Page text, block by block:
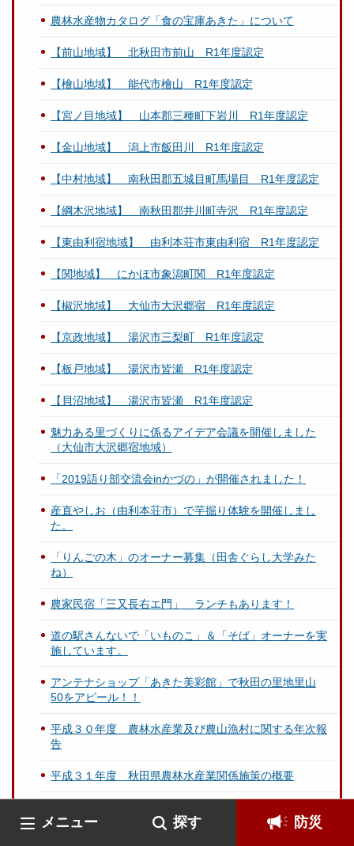
メニュー 探す 防災
農林水産物カタログ「食の宝庫あきた」について
【前山地域】 北秋田市前山 R1年度認定
【檜山地域】 能代市檜山 R1年度認定
【宮ノ目地域】 山本郡三種町下岩川 R1年度認定
【金山地域】 潟上市飯田川 R1年度認定
【中村地域】 南秋田郡五城目町馬場目 R1年度認定
【綱木沢地域】 南秋田郡井川町寺沢 R1年度認定
【東由利宿地域】 由利本荘市東由利宿 R1年度認定
【関地域】 にかほ市象潟町関 R1年度認定
【椒沢地域】 大仙市大沢郷宿 R1年度認定
【京政地域】 湯沢市三梨町 R1年度認定
【板戸地域】 湯沢市皆瀬 R1年度認定
【貝沼地域】 湯沢市皆瀬 R1年度認定
魅力ある里づくりに係るアイデア会議を開催しました
（大仙市大沢郷宿地域）
「2019語り部交流会inかづの」が開催されました！
産直やしお（由利本荘市）で芋掘り体験を開催しまし
た。
「りんごの木」のオーナー募集（田舎ぐらし大学みた
ね）
農家民宿「三又長右エ門」 ランチもあります！
道の駅さんないで「いものこ」＆「そば」オーナーを実
施しています。
アンテナショップ「あきた美彩館」で秋田の里地里山
50をアピール！！
平成３０年度 農林水産業及び農山漁村に関する年次報
告
平成３１年度 秋田県農林水産業関係施策の概要
（H30）